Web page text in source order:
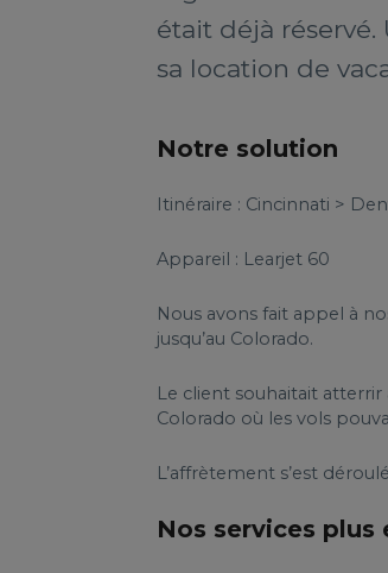
était déjà
sa location de
Notre solution
Itinéraire : Cincinnati >
Appareil : Learjet 60
Nous avons fait appel à
jusqu’au Colorado.
Le client souhaitait atterrir
Colorado où les vols
L’affrètement s’est
Nos services plus